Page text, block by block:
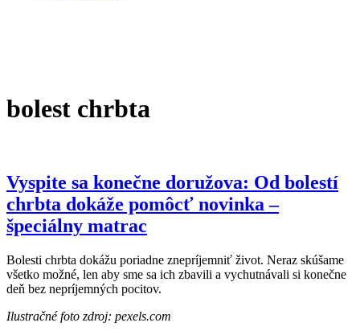
bolest chrbta
Vyspite sa konečne doružova: Od bolestí
chrbta dokáže pomôcť novinka –
špeciálny matrac
Bolesti chrbta dokážu poriadne znepríjemniť život. Neraz skúšame
všetko možné, len aby sme sa ich zbavili a vychutnávali si konečne
deň bez nepríjemných pocitov.
Ilustračné foto zdroj: pexels.com